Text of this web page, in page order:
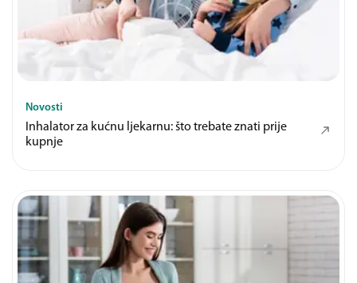
Novosti
Inhalator za kućnu ljekarnu: što trebate znati prije
kupnje